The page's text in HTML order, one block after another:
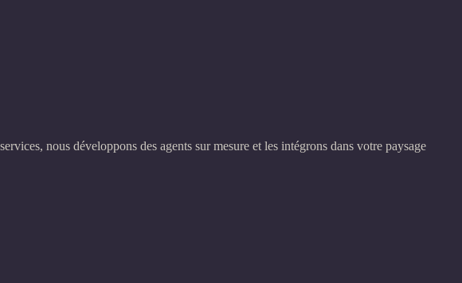
nous développons des agents sur mesure et les intégrons dans votre paysage